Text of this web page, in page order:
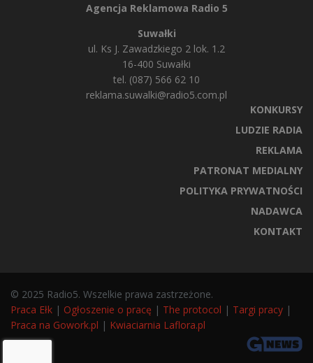
Agencja Reklamowa Radio 5
Suwałki
ul. Ks J. Zawadzkiego 2 lok. 1.2
16-400 Suwałki
tel. (087) 566 62 10
reklama.suwalki@radio5.com.pl
KONKURSY
LUDZIE RADIA
REKLAMA
PATRONAT MEDIALNY
POLITYKA PRYWATNOŚCI
NADAWCA
KONTAKT
© 2025 Radio5. Wszelkie prawa zastrzeżone.
Praca Ełk | Ogłoszenie o pracę | The protocol | Targi pracy |
Praca na Gowork.pl | Kwiaciarnia Laflora.pl